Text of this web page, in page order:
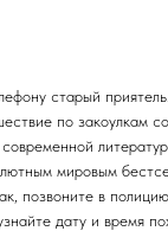
старый
по закоулкам
мировым
позвоните в
дату и время